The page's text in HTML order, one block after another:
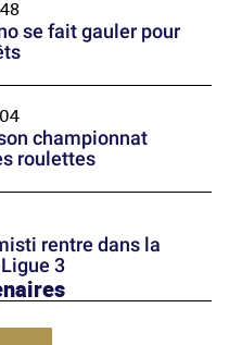
se fait gauler pour
championnat
roulettes
rentre dans la
3